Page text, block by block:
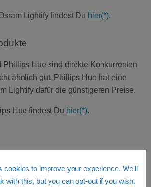
Lightify findest Du hier(*).
Phillips Hue sind direkte Konkurrenten
ähnlich gut. Phillips Hue hat eine
Lightify dafür die günstigeren Preise.
Hue findest Du hier(*).
für Hausautomation, mit dessen
ist. Gerade im Zusammenspiel mit
cookies to improve your experience. We'll
with this, but you can opt-out if you wish.